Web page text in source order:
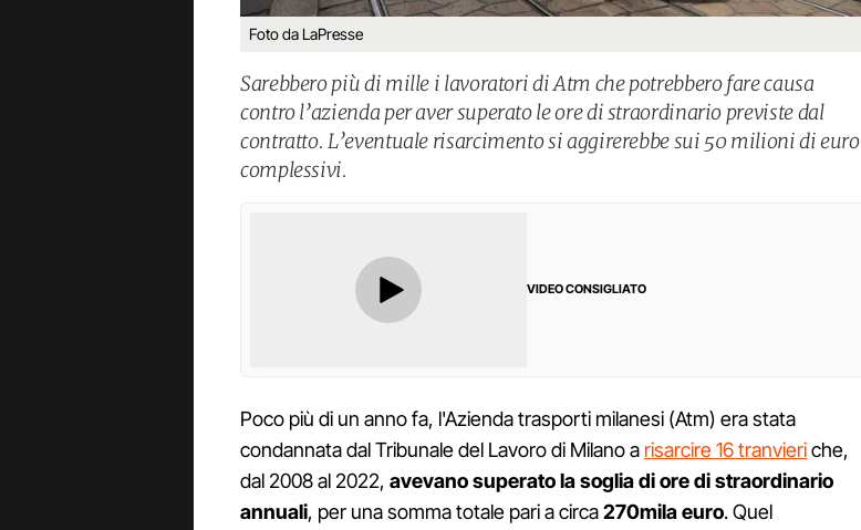
Foto da LaPresse
Sarebbero più di mille i lavoratori di Atm che potrebbero fare causa
contro l’azienda per aver superato le ore di straordinario previste dal
contratto. L’eventuale risarcimento si aggirerebbe sui 50 milioni di euro
complessivi.
VIDEO CONSIGLIATO
Poco più di un anno fa, l'Azienda trasporti milanesi (Atm) era stata
condannata dal Tribunale del Lavoro di Milano a risarcire 16 tranvieriche,
dal 2008 al 2022, avevano superato la soglia di ore di straordinario
annuali, per una somma totale pari a circa270mila euro. Quel